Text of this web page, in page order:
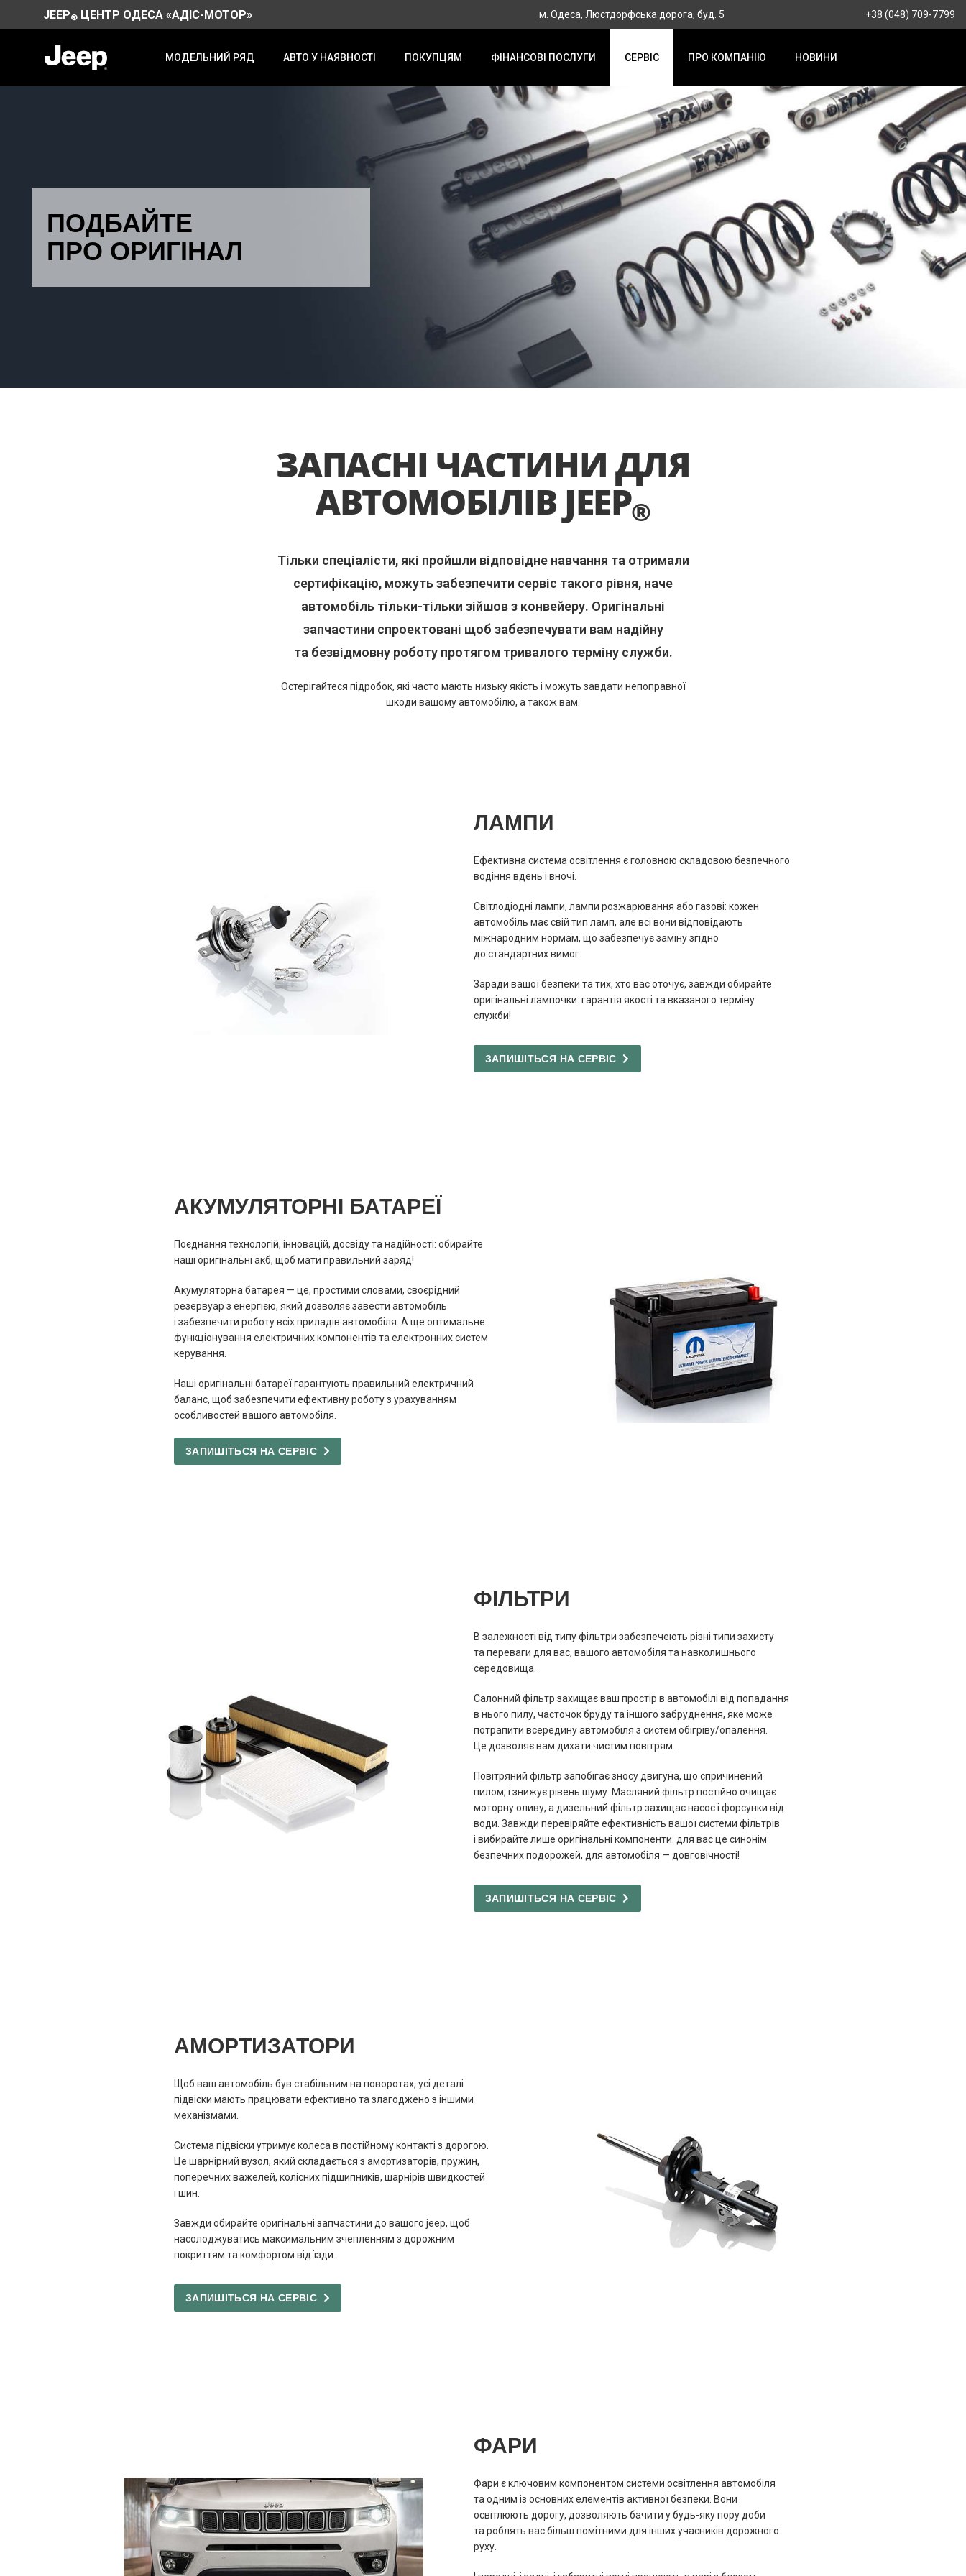
JEEP® ЦЕНТР ОДЕСА «АДІС-МОТОР» м. Одеса, Люстдорфська дорога, буд. 5 +38 (048) 709-7799
МОДЕЛЬНИЙ РЯД АВТО У НАЯВНОСТІ ПОКУПЦЯМ ФІНАНСОВІ ПОСЛУГИ СЕРВІС ПРО КОМПАНІЮ НОВИНИ
ПОДБАЙТЕ
ПРО ОРИГІНАЛ
ЗАПАСНІ ЧАСТИНИ ДЛЯ
АВТОМОБІЛІВ JEEP®
Тільки спеціалісти, які пройшли відповідне навчання та отримали
сертифікацію, можуть забезпечити сервіс такого рівня, наче
автомобіль тільки-тільки зійшов з конвейеру. Оригінальні
запчастини спроектовані щоб забезпечувати вам надійну
та безвідмовну роботу протягом тривалого терміну служби.
Остерігайтеся підробок, які часто мають низьку якість і можуть завдати непоправної
шкоди вашому автомобілю, а також вам.
ЛАМПИ
Ефективна система освітлення є головною складовою безпечного
водіння вдень і вночі.
Світлодіодні лампи, лампи розжарювання або газові: кожен
автомобіль має свій тип ламп, але всі вони відповідають
міжнародним нормам, що забезпечує заміну згідно
до стандартних вимог.
Заради вашої безпеки та тих, хто вас оточує, завжди обирайте
оригінальні лампочки: гарантія якості та вказаного терміну
служби!
ЗАПИШІТЬСЯ НА СЕРВІС
АКУМУЛЯТОРНІ БАТАРЕЇ
Поєднання технологій, інновацій, досвіду та надійності: обирайте
наші оригінальні акб, щоб мати правильний заряд!
Акумуляторна батарея — це, простими словами, своєрідний
резервуар з енергією, який дозволяє завести автомобіль
і забезпечити роботу всіх приладів автомобіля. А ще оптимальне
функціонування електричних компонентів та електронних систем
керування.
Наші оригінальні батареї гарантують правильний електричний
баланс, щоб забезпечити ефективну роботу з урахуванням
особливостей вашого автомобіля.
ЗАПИШІТЬСЯ НА СЕРВІС
ФІЛЬТРИ
В залежності від типу фільтри забезпечеють різні типи захисту
та переваги для вас, вашого автомобіля та навколишнього
середовища.
Салонний фільтр захищає ваш простір в автомобілі від попадання
в нього пилу, часточок бруду та іншого забруднення, яке може
потрапити всередину автомобіля з систем обігріву/опалення.
Це дозволяє вам дихати чистим повітрям.
Повітряний фільтр запобігає зносу двигуна, що спричинений
пилом, і знижує рівень шуму. Масляний фільтр постійно очищає
моторну оливу, а дизельний фільтр захищає насос і форсунки від
води. Завжди перевіряйте ефективність вашої системи фільтрів
і вибирайте лише оригінальні компоненти: для вас це синонім
безпечних подорожей, для автомобіля — довговічності!
ЗАПИШІТЬСЯ НА СЕРВІС
АМОРТИЗАТОРИ
Щоб ваш автомобіль був стабільним на поворотах, усі деталі
підвіски мають працювати ефективно та злагоджено з іншими
механізмами.
Система підвіски утримує колеса в постійному контакті з дорогою.
Це шарнірний вузол, який складається з амортизаторів, пружин,
поперечних важелей, колісних підшипників, шарнірів швидкостей
і шин.
Завжди обирайте оригінальні запчастини до вашого jeep, щоб
насолоджуватись максимальним зчепленням з дорожним
покриттям та комфортом від їзди.
ЗАПИШІТЬСЯ НА СЕРВІС
ФАРИ
Фари є ключовим компонентом системи освітлення автомобіля
та одним із основних елементів активної безпеки. Вони
освітлюють дорогу, дозволяють бачити у будь-яку пору доби
та роблять вас більш помітними для інших учасників дорожного
руху.